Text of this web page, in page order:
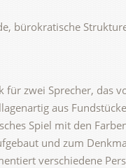
bürokratische
für zwei Sprecher, das
aus
Spiel mit den
und zum
verschiedene